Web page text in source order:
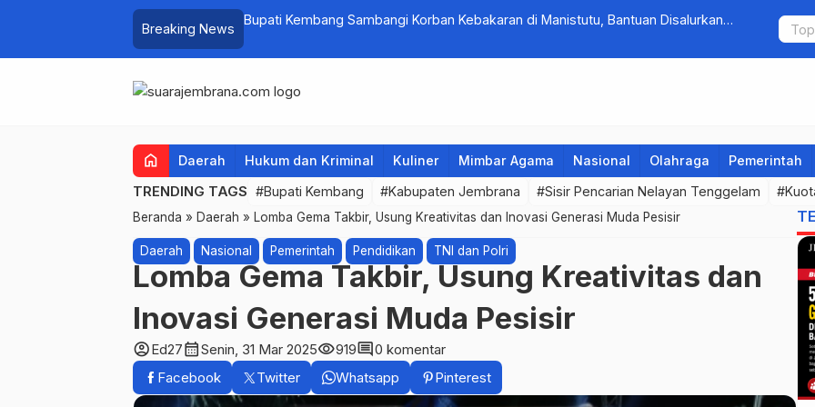
Breaking News
Bupati Kembang Sambangi Korban Kebakaran di Manistutu, Bantuan Disalurkan
Tim
home Daerah Hukum dan Kriminal Kuliner Mimbar Agama Nasional Olahraga Pemerintah
TRENDING TAGS #Bupati Kembang #Kabupaten Jembrana #Sisir Pencarian Nelayan Tenggelam
Beranda » Daerah » Lomba Gema Takbir, Usung Kreativitas dan Inovasi Generasi Muda Pesisir
Daerah Nasional Pemerintah Pendidikan TNI dan Polri
Lomba Gema Takbir, Usung Kreativitas dan
Inovasi Generasi Muda Pesisir
account_circleEd27calendar_monthSenin, 31 Mar 2025visibility919comment0 komentar
Facebook
Twitter Whatsapp Pinterest